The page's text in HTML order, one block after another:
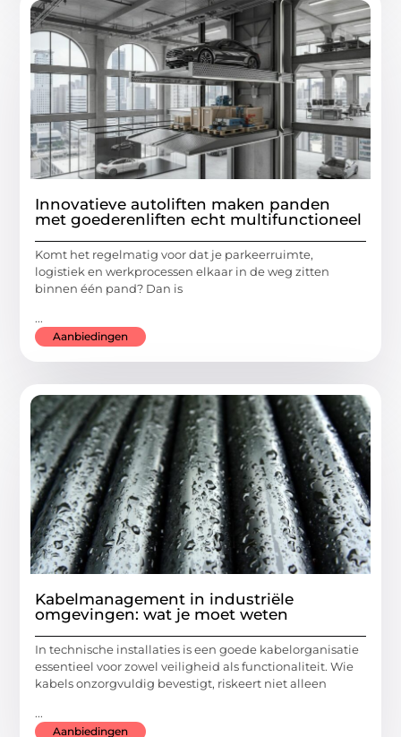
Innovatieve autoliften maken panden
met goederenliften echt multifunctioneel
Komt het regelmatig voor dat je parkeerruimte,
logistiek en werkprocessen elkaar in de weg zitten
binnen één pand? Dan is
...
Aanbiedingen
Kabelmanagement in industriële
omgevingen: wat je moet weten
In technische installaties is een goede kabelorganisatie
essentieel voor zowel veiligheid als functionaliteit. Wie
kabels onzorgvuldig bevestigt, riskeert niet alleen
...
Aanbiedingen